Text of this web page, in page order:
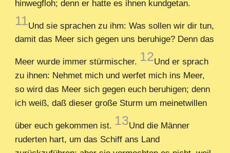
hinwegfloh; denn er hatte es ihnen kundgetan.
11Und sie sprachen zu ihm: Was sollen wir dir tun,
damit das Meer sich gegen uns beruhige? Denn das
Meer wurde immer stürmischer. 12Und er sprach
zu ihnen: Nehmet mich und werfet mich ins Meer,
so wird das Meer sich gegen euch beruhigen; denn
ich weiß, daß dieser große Sturm um meinetwillen
über euch gekommen ist. 13Und die Männer
ruderten hart, um das Schiff ans Land